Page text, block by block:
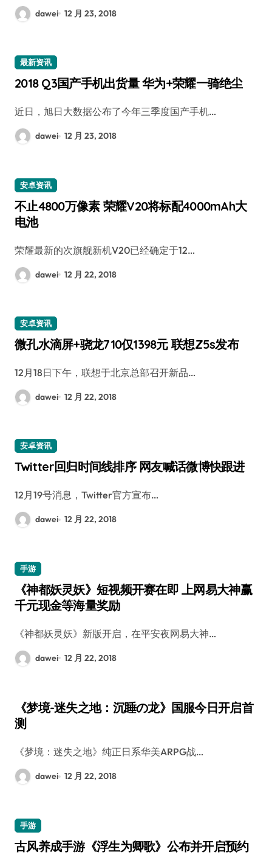
dawei 12 月 23, 2018
最新资讯
2018 Q3国产手机出货量 华为+荣耀一骑绝尘
近日，旭日大数据公布了今年三季度国产手机…
dawei 12 月 23, 2018
安卓资讯
不止4800万像素 荣耀V20将标配4000mAh大
电池
荣耀最新的次旗舰新机V20已经确定于12…
dawei 12 月 22, 2018
安卓资讯
微孔水滴屏+骁龙710仅1398元 联想Z5s发布
12月18日下午，联想于北京总部召开新品…
dawei 12 月 22, 2018
安卓资讯
Twitter回归时间线排序 网友喊话微博快跟进
12月19号消息，Twitter官方宣布…
dawei 12 月 22, 2018
手游
《神都妖灵妖》短视频开赛在即 上网易大神赢
千元现金等海量奖励
《神都妖灵妖》新版开启，在平安夜网易大神…
dawei 12 月 22, 2018
《梦境-迷失之地：沉睡の龙》国服今日开启首
测
《梦境：迷失之地》纯正日系华美ARPG战…
dawei 12 月 22, 2018
手游
古风养成手游《浮生为卿歌》公布并开启预约